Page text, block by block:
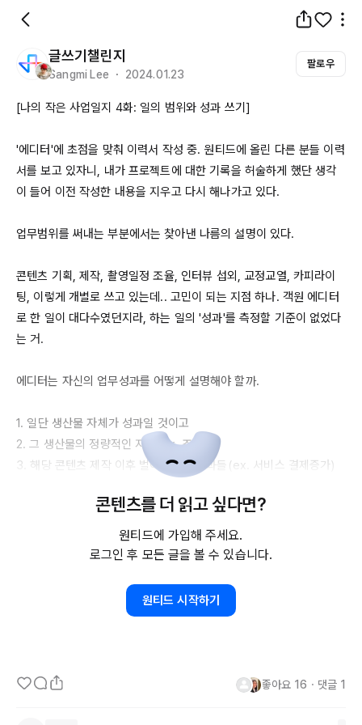
글쓰기챌린지
Sangmi Lee ・ 2024.01.23
팔로우
[나의 작은 사업일지 4화: 일의 범위와 성과 쓰기]
'에디터'에 초점을 맞춰 이력서 작성 중. 원티드에 올린 다른 분들 이력
서를 보고 있자니, 내가 프로젝트에 대한 기록을 허술하게 했단 생각
이 들어 이전 작성한 내용을 지우고 다시 해나가고 있다.
업무범위를 써내는 부분에서는 찾아낸 나름의 설명이 있다.
콘텐츠 기획, 제작, 촬영일정 조율, 인터뷰 섭외, 교정교열, 카피라이
팅, 이렇게 개별로 쓰고 있는데.. 고민이 되는 지점 하나. 객원 에디터
로 한 일이 대다수였던지라, 하는 일의 '성과'를 측정할 기준이 없었다
는 거.
에디터는 자신의 업무성과를 어떻게 설명해야 할까.
1. 일단 생산물 자체가 성과일 것이고
2. 그 생산물의 정량적인 지표(ex. 조회수)
3. 해당 콘텐츠 제작 이후 벌어진 후속효과들(ex. 서비스 결제증가)
콘텐츠 운영관련해서는, 클라이언트 내부 데이터인만큼
나같은 객원 에디터가 접근할 수 있는 방법은 아닌듯.
콘텐츠를 더 읽고 싶다면?
원티드에 가입해 주세요.
로그인 후 모든 글을 볼 수 있습니다.
원티드 시작하기
좋아요 16 ・ 댓글 1